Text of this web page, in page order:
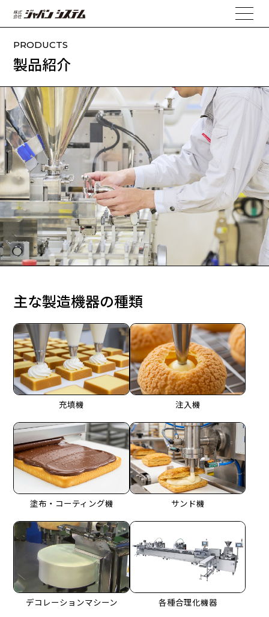
PRODUCTS
製品紹介
主な製造機器の種類
充填機 注入機
塗布・コーティング機 サンド機
デコレーションマシーン 各種合理化機器